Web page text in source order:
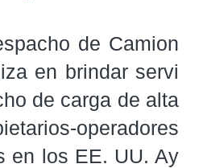
de Camion
en brindar servi
de carga de alta
operadores
en los EE. UU. Ay